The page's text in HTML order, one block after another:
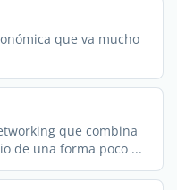
que va mucho
que combina
de una forma poco ...